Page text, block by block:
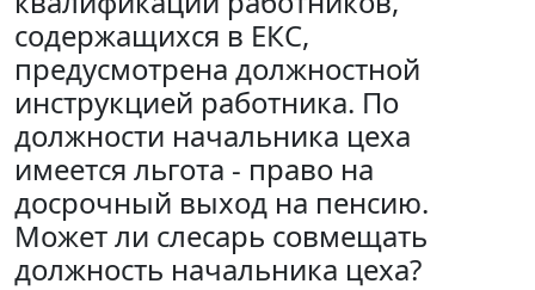
содержащихся в ЕКС,
предусмотрена должностной
инструкцией работника. По
должности начальника цеха
имеется льгота - право на
досрочный выход на пенсию.
Может ли слесарь совмещать
должность начальника цеха?